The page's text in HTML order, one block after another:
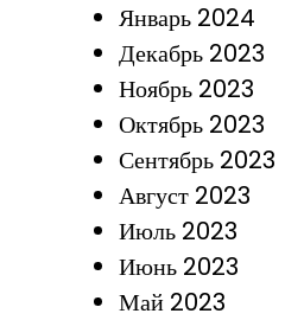
Январь 2024
Декабрь 2023
Ноябрь 2023
Октябрь 2023
Сентябрь 2023
Август 2023
Июль 2023
Июнь 2023
Май 2023